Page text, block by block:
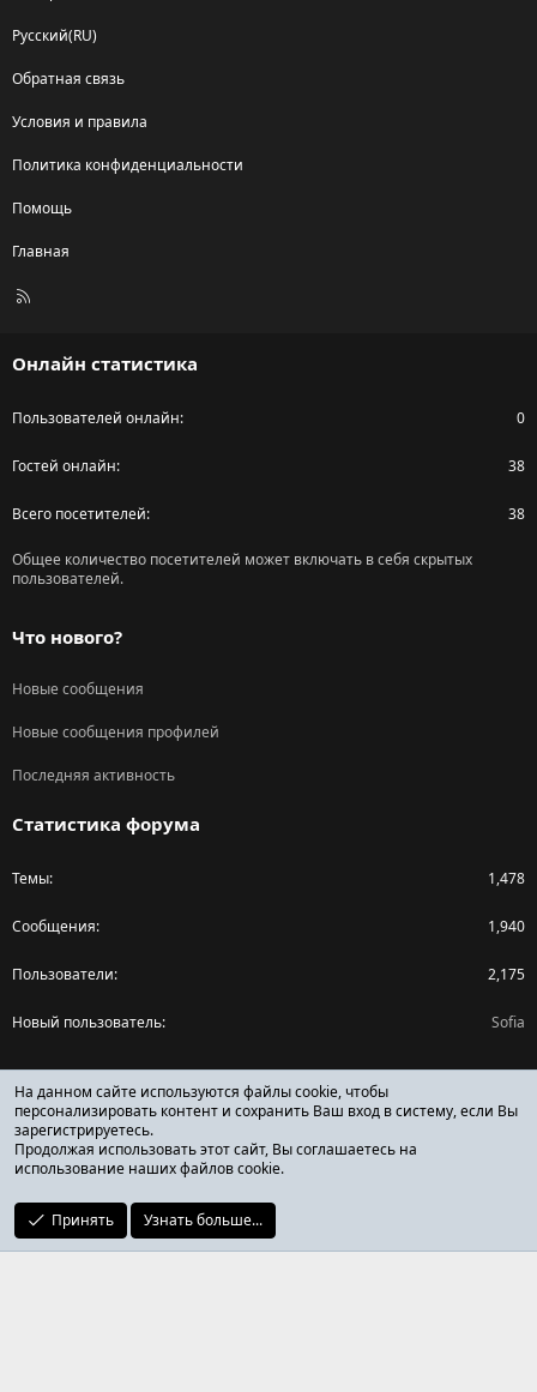
Русский(RU)
Обратная связь
Условия и правила
Политика конфиденциальности
Помощь
Главная
R
Онлайн статистика
Пользователей онлайн 0
Гостей онлайн 38
Всего посетителей 38
Общее количество посетителей может включать в себя скрытых
пользователей.
Что нового?
Новые сообщения
Новые сообщения профилей
Последняя активность
Статистика форума
Темы 1,478
Сообщения 1,940
Пользователи 2,175
Новый пользователь Sofia
Поделиться страницей
Facebook
X (Twitter)
Reddit
ОТЗЫВЫ ОНЛАЙН ФОРУМ
На данном сайте используются файлы cookie, чтобы
персонализировать контент и сохранить Ваш вход в систему, если Вы
зарегистрируетесь.
Продолжая использовать этот сайт, Вы соглашаетесь на
использование наших файлов cookie.
Принять Узнать больше...